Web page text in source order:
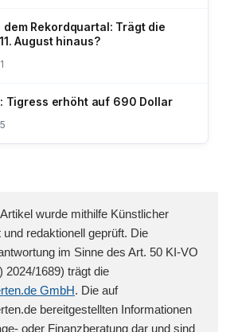
Rekordquartal: Trägt die
August hinaus?
Tigress erhöht auf 690 Dollar
wurde mithilfe Künstlicher
und redaktionell geprüft. Die
im Sinne des Art. 50 KI-VO
2024/1689) trägt die
GmbH. Die auf
bereitgestellten Informationen
oder Finanzberatung dar und sind